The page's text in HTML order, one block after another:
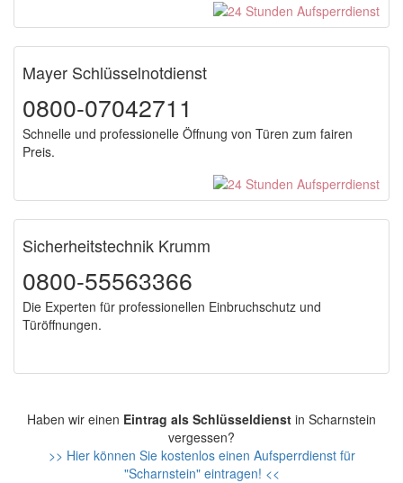
Mayer Schlüsselnotdienst
0800-07042711
Schnelle und professionelle Öffnung von Türen zum fairen
Preis.
Sicherheitstechnik Krumm
0800-55563366
Die Experten für professionellen Einbruchschutz und
Türöffnungen.
Haben wir einen Eintrag als Schlüsseldienst in Scharnstein
vergessen?
>> Hier können Sie kostenlos einen Aufsperrdienst für
"Scharnstein" eintragen! <<